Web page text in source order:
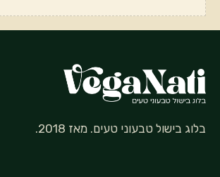
בלוג בישול טבעוני טעים. מאז 2018.